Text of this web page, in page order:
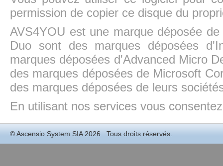
permission de copier ce disque du
AVS4YOU est une marque déposée
Duo sont des marques déposées
marques déposées d'Advanced Micro
des marques déposées de Microsoft
des marques déposées de leurs
En utilisant nos services vous
©Ascensio System SIA2026 Tous droits réservés.